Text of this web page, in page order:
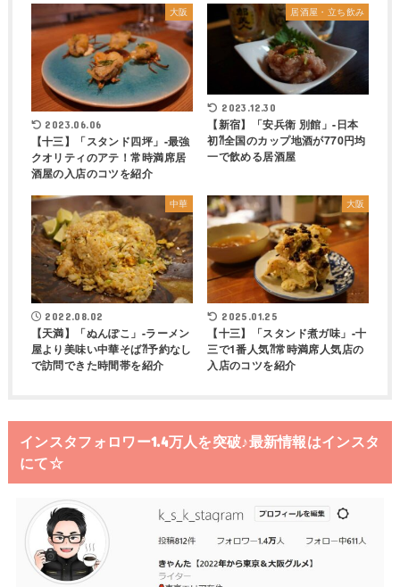
大阪
2023.06.06
【十三】「スタンド四坪」-最強
クオリティのアテ！常時満席居
酒屋の入店のコツを紹介
居酒屋・立ち飲み
2023.12.30
【新宿】「安兵衛 別館」-日本
初⁈全国のカップ地酒が770円均
一で飲める居酒屋
中華
2022.08.02
【天満】「ぬんぽこ」-ラーメン
屋より美味い中華そば⁈予約なし
で訪問できた時間帯を紹介
大阪
2025.01.25
【十三】「スタンド煮ガ味」-十
三で1番人気⁈常時満席人気店の
入店のコツを紹介
インスタフォロワー1.4万人を突破♪最新情報はインスタ
にて☆